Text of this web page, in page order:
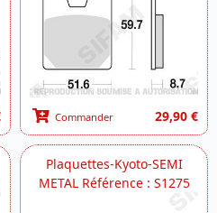
Commander 29,90 €
Plaquettes-Kyoto-SEMI
METAL Référence : S1275